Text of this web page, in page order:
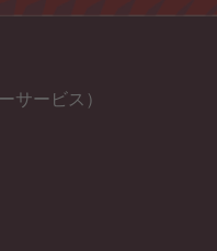
サービス）